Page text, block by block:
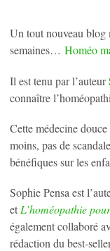
Un tout nouveau blog
semaines… Homéo
Il est tenu par l’auteur
connaître
Cette médecine
moins, pas de
bénéfiques sur les
Sophie Pensa est
et L’homéopathie
également collaboré
rédaction du best-